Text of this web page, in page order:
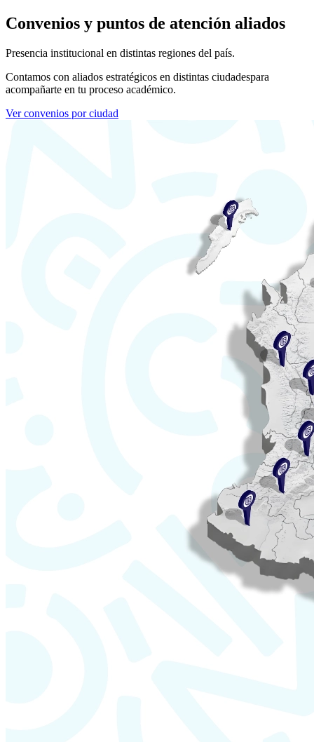
Convenios y puntos de atención aliados
Presencia institucional en distintas regiones del país.
Contamos con aliados estratégicos en distintas ciudadespara
acompañarte en tu proceso académico.
Ver convenios por ciudad